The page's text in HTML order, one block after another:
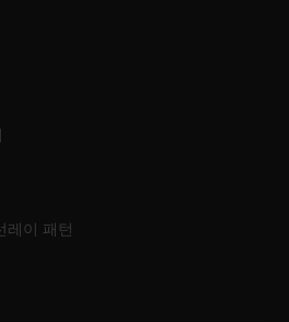
레이 패턴